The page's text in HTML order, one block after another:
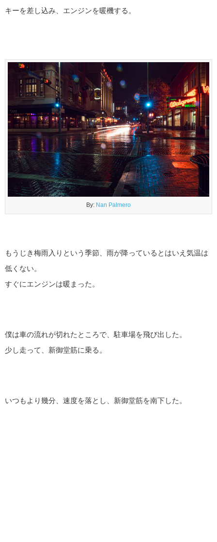
キーを差し込み、エンジンを暖機する。
By: Nan Palmero
もうじき梅雨入りという季節、雨が降っているとはいえ気温は
低くない。
すぐにエンジンは暖まった。
僕は車の流れが切れたところで、駐車場を飛び出した。
少し走って、新御堂筋に乗る。
いつもより幾分、速度を落とし、新御堂筋を南下した。